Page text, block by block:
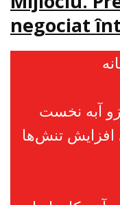
negociat
آبه نخست
افزایش تنش‌ها